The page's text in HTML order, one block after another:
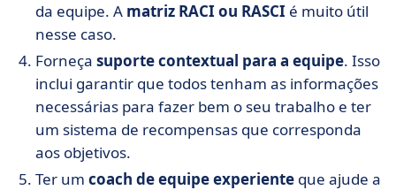
da equipe. A matriz RACI ou RASCI é muito útil
nesse caso.
Forneça suporte contextual para a equipe. Isso
inclui garantir que todos tenham as informações
necessárias para fazer bem o seu trabalho e ter
um sistema de recompensas que corresponda
aos objetivos.
Ter um coach de equipe experiente que ajude a